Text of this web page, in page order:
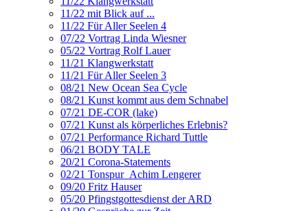
11/22 mit Blick auf ...
11/22 Für Aller Seelen 4
07/22 Vortrag Linda Wiesner
05/22 Vortrag Rolf Lauer
11/21 Klangwerkstatt
11/21 Für Aller Seelen 3
08/21 New Ocean Sea Cycle
08/21 Kunst kommt aus dem Schnabel
07/21 DE-COR (lake)
07/21 Kunst als körperliches Erlebnis?
07/21 Performance Richard Tuttle
06/21 BODY TALE
20/21 Corona-Statements
02/21 Tonspur_Achim Lengerer
09/20 Fritz Hauser
05/20 Pfingstgottesdienst der ARD